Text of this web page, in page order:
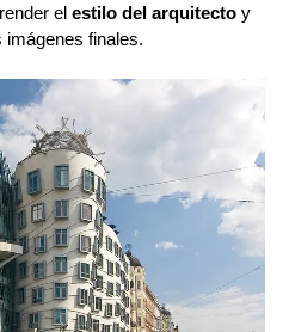
el estilo del arquitecto y
imágenes finales.